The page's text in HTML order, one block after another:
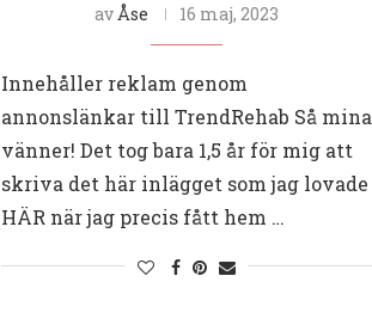
avÅse 16 maj, 2023
Innehåller reklam genom
annonslänkar till TrendRehab Så mina
vänner! Det tog bara 1,5 år för mig att
skriva det här inlägget som jag lovade
HÄR när jag precis fått hem …